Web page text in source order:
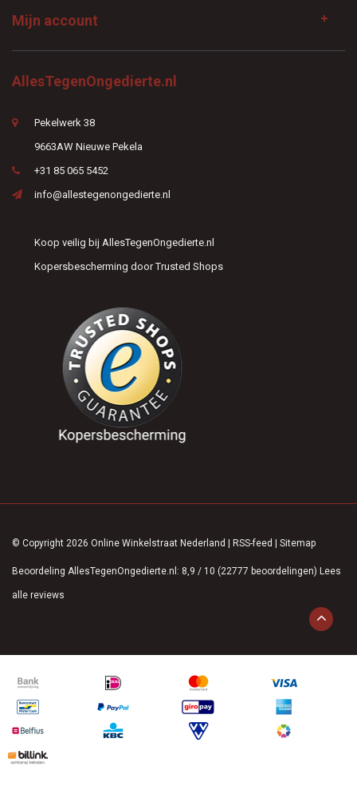
Mijn account
AllesTegenOngedierte.nl
Pekelwerk 38
9663AW Nieuwe Pekela
+31 85 065 5452
info@allestegenongedierte.nl
Koop veilig bij AllesTegenOngedierte.nl
Kopersbescherming door Trusted Shops
© Copyright 2026 Online Winkelstraat Nederland | RSS-feed | Sitemap
Beoordeling AllesTegenOngedierte.nl : 8,9 / 10 (22777 beoordelingen) Lees
alle reviews